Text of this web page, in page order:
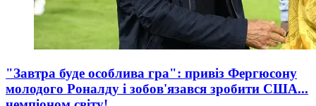
"Завтра буде особлива гра": привіз Фергюсону
молодого Роналду і зобов'язався зробити США...